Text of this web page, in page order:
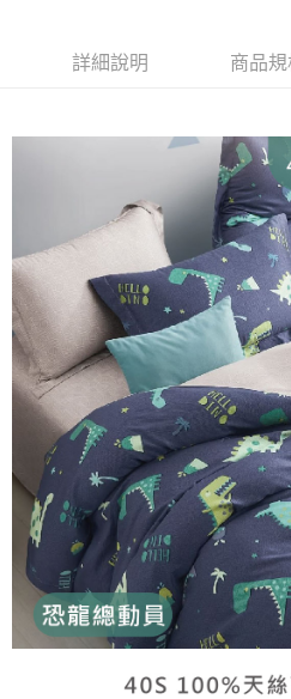
2.付款方式選擇「大哥付你分期」，訂
流程，驗證手機門號後，選擇欲分期的
4.訂單成立30分鐘內，如未前往確認交
消。如遇「轉專審核」未通過狀況，表
【繳款方式說明】
1.分期款項不併入電信帳單，「大哥付
醒簡訊。
2.透過簡訊連結打開帳單後，可選擇「
帳／街口支付／iPASS MONEY」等通路
【注意事項】
1.本服務係由「台灣大哥大股份有限公司
用戶於交易時，得透過本服務購買商品
買賣價金債權讓與本公司後，依約使用
2.基於同意付款使用「大哥付你分期」
資料（包含姓名、電話或地址）提供予
由本公司與您本人進行分期帳單所需資
3.完整用戶服務條款，請詳閱以下連結：
相關說明
１．簡單：不需註冊會員、不需綁卡、不
２．便利：只要手機號碼，簡訊認證，
３．安心：先確認商品／服務後，再付款
【「AFTEE先享後付」結帳流程】
１．於結帳方式選擇「AFTEE先享後付
結帳頁面，進行簡訊認證並確認金額後，
２．訂單成立數日內，您將收到繳費通知
３．收到繳費通知簡訊後14天內，點擊
ATM／網路銀行／等多元方式進行付款，
※ 請注意：結帳手續完成當下不需立刻
購買商品的店家。未經商家同意取消之
後付繳納相關費用。
※ 交易是否成功請以「AFTEE先享後付
是否繳費成功／繳費後需取消欲退款等
客戶支援中心」https://
【注意事項】
１．透過由恩沛科技股份有限公司提供
易，需依本服務之必要範圍內提供個人
權轉讓予恩沛科技股份有限公司。
２．關於個人資料處理事宜，請瀏覽以下
https://aftee.tw/terms/#terms3
３．未成年的使用者請事先徵得法定代
大型超重物流運送
每筆NT$150，滿NT$990(含以上)免
郵局包裹
每筆NT$250
詳細說明 商品